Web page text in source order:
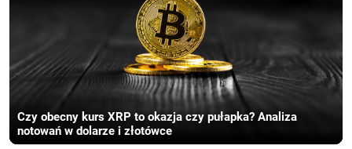
Czy obecny kurs XRP to okazja czy pułapka? Analiza
notowań w dolarze i złotówce